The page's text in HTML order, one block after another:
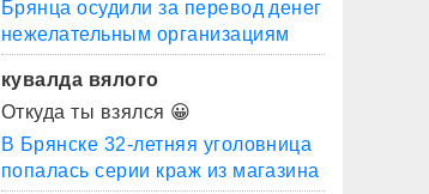
Брянца осудили за перевод денег
нежелательным организациям
кувалда вялого
Откуда ты взялся 😀
В Брянске 32-летняя уголовница
попалась серии краж из магазина